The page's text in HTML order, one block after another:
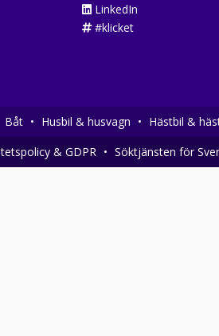
LinkedIn
#klicket
Båt • Husbil & husvagn • Hästbil &
& GDPR • Söktjänsten för